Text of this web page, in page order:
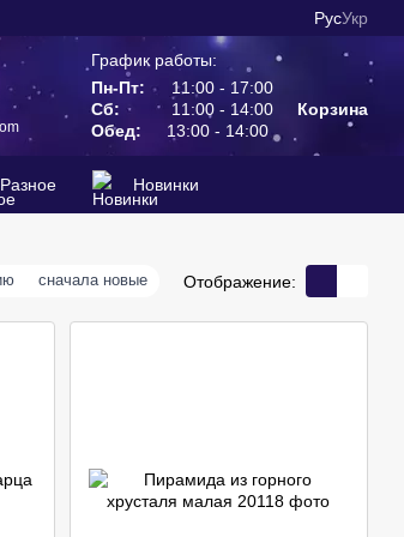
РусУкр
График работы:
Пн-Пт:
11:00 - 17:00
Сб:
11:00 - 14:00
Обед:
13:00 - 14:00
Корзина
Разное Новинки
сначала новые Отображение: